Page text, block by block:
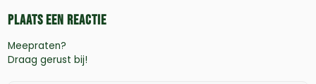
Plaats een Reactie
Meepraten?
Draag gerust bij!